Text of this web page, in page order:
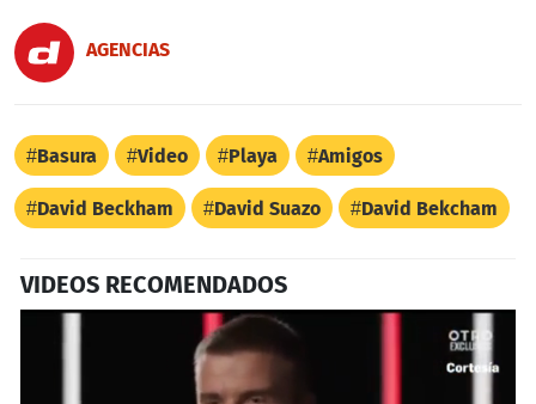
AGENCIAS
Basura Video Playa Amigos
David Beckham David Suazo David Bekcham
VIDEOS RECOMENDADOS